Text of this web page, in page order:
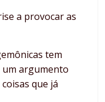
a provocar as
tem
um argumento
que já